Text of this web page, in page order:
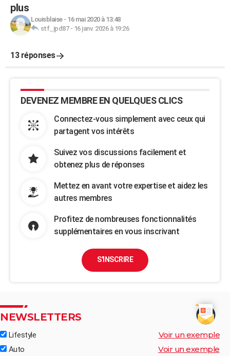
plus
Louisblaise- 16 mai 2020 à 13:48
stf_jpd87- 16 janv. 2026 à 19:26
13 réponses
DEVENEZ MEMBRE EN QUELQUES CLICS
Connectez-vous simplement avec ceux qui
partagent vos intérêts
Suivez vos discussions facilement et
obtenez plus de réponses
Mettez en avant votre expertise et aidez les
autres membres
Profitez de nombreuses fonctionnalités
supplémentaires en vous inscrivant
S'INSCRIRE
NEWSLETTERS
Lifestyle Voir un exemple
Auto Voir un exemple